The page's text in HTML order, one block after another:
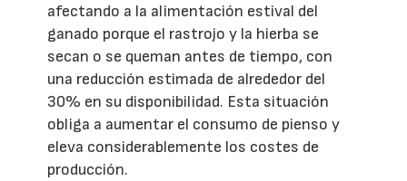
afectando a la alimentación estival del
ganado porque el rastrojo y la hierba se
secan o se queman antes de tiempo, con
una reducción estimada de alrededor del
30% en su disponibilidad. Esta situación
obliga a aumentar el consumo de pienso y
eleva considerablemente los costes de
producción.